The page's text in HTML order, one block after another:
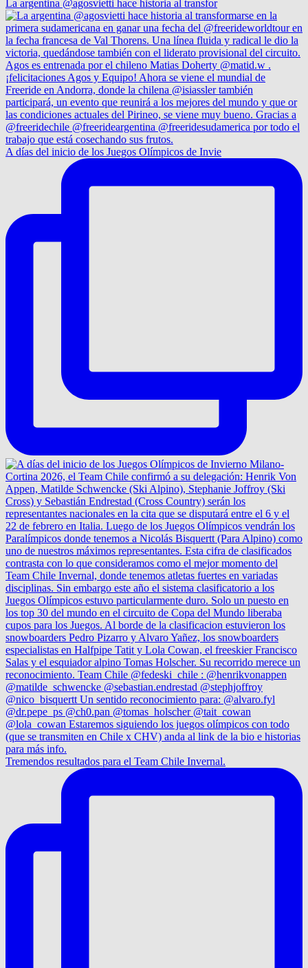
La argentina @agosvietti hace historia al transfor
A días del inicio de los Juegos Olímpicos de Invie
Tremendos resultados para el Team Chile Invernal.